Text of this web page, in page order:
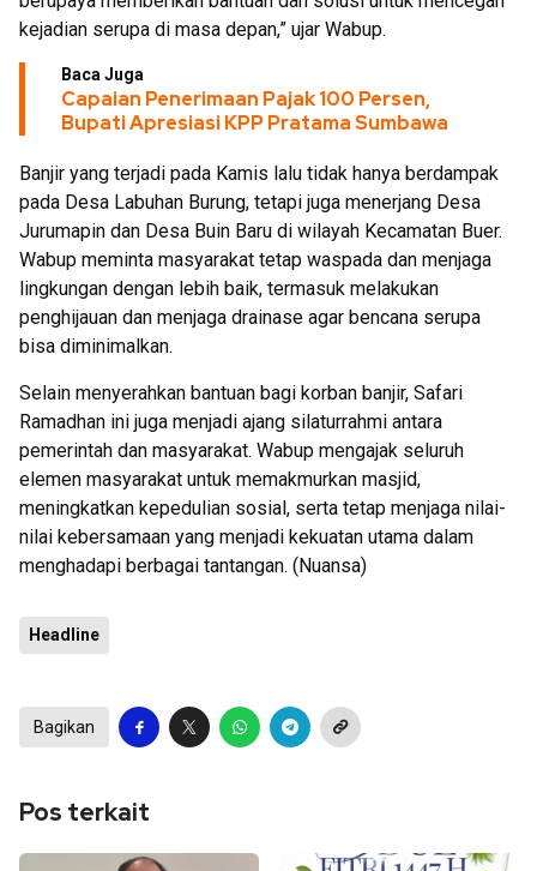
kejadian serupa di masa depan,” ujar Wabup.
Baca Juga
Capaian Penerimaan Pajak 100 Persen,
Bupati Apresiasi KPP Pratama Sumbawa
Banjir yang terjadi pada Kamis lalu tidak hanya berdampak
pada Desa Labuhan Burung, tetapi juga menerjang Desa
Jurumapin dan Desa Buin Baru di wilayah Kecamatan Buer.
Wabup meminta masyarakat tetap waspada dan menjaga
lingkungan dengan lebih baik, termasuk melakukan
penghijauan dan menjaga drainase agar bencana serupa
bisa diminimalkan.
Selain menyerahkan bantuan bagi korban banjir, Safari
Ramadhan ini juga menjadi ajang silaturrahmi antara
pemerintah dan masyarakat. Wabup mengajak seluruh
elemen masyarakat untuk memakmurkan masjid,
meningkatkan kepedulian sosial, serta tetap menjaga nilai-
nilai kebersamaan yang menjadi kekuatan utama dalam
menghadapi berbagai tantangan. (Nuansa)
Headline
Bagikan
Pos terkait